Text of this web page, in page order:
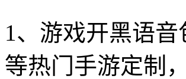
1、游戏开黑语
等热门手游定制